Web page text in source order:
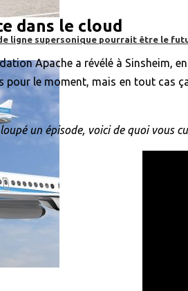
ligne supersonique pourrait être le
dans le cloud
Apache a révélé à Sinsheim,
pour le moment, mais en tout cas
un épisode, voici de quoi vous